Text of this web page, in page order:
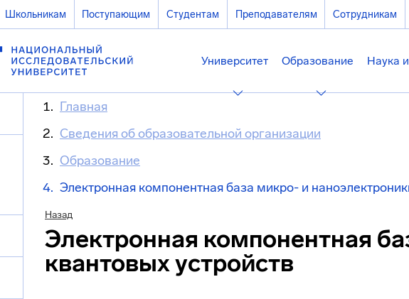
Школьникам Поступающим Студентам Преподавателям Сотрудникам
Университет Образование Наука
Главная
Сведения об образовательной организации
Образование
Электронная компонентная база микро- и
Назад
Электронная компонентная
квантовых устройств